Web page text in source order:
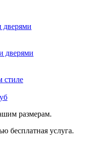
дверями
стиле
размерам.
бесплатная услуга.